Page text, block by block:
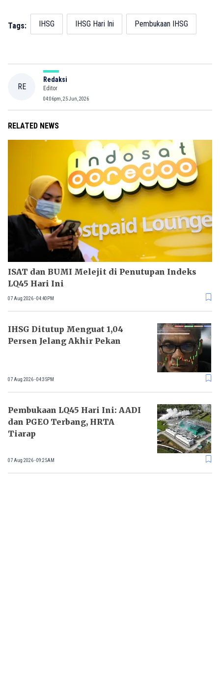
Tags: IHSG IHSG Hari Ini Pembukaan IHSG
RE
Redaksi
Editor
04:06pm, 25 Jun, 2026
RELATED NEWS
ISAT dan BUMI Melejit di Penutupan Indeks
LQ45 Hari Ini
07 Aug 2026 - 04:40PM
IHSG Ditutup Menguat 1,04
Persen Jelang Akhir Pekan
07 Aug 2026 - 04:35PM
Pembukaan LQ45 Hari Ini: AADI
dan PGEO Terbang, HRTA
Tiarap
07 Aug 2026 - 09:25AM